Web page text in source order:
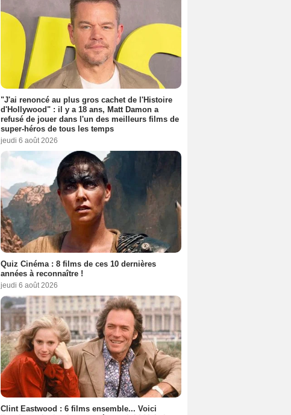
"J'ai renoncé au plus gros cachet de l'Histoire
d'Hollywood" : il y a 18 ans, Matt Damon a
refusé de jouer dans l'un des meilleurs films de
super-héros de tous les temps
jeudi 6 août 2026
Quiz Cinéma : 8 films de ces 10 dernières
années à reconnaître !
jeudi 6 août 2026
Clint Eastwood : 6 films ensemble... Voici